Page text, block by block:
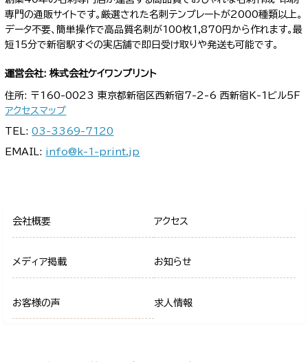
専門の通販サイトです。厳選された名刺テンプレートが2000種類以上。
データ不要、簡単操作で高品質名刺が100枚1,870円から作れます。最
短15分で新宿駅すぐの実店舗で即日受け取りや発送も可能です。
運営会社: 株式会社ケイワンプリント
住所: 〒160-0023 東京都新宿区西新宿7-2-6 西新宿K-1ビル5F
アクセスマップ
TEL:03-3369-7120
EMAIL: info@k-1-print.jp
会社概要 アクセス
メディア掲載 お知らせ
お客様の声 求人情報